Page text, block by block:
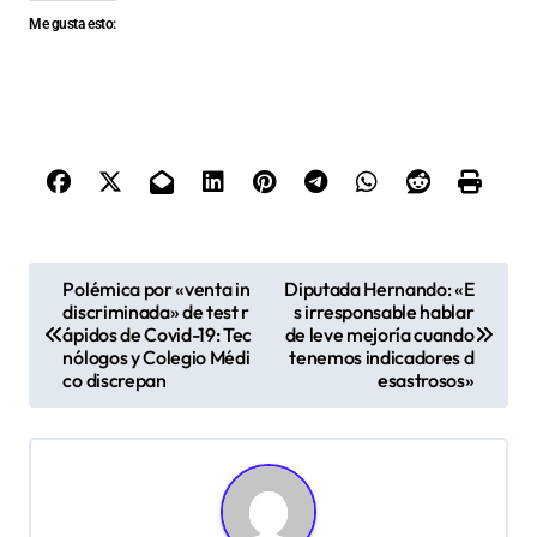
Me gusta esto:
e
g
Polémica por «venta in
discriminada» de test r
ápidos de Covid-19: Tec
nólogos y Colegio Médi
co discrepan
Diputada Hernando: «E
s irresponsable hablar
de leve mejoría cuando
tenemos indicadores d
esastrosos»